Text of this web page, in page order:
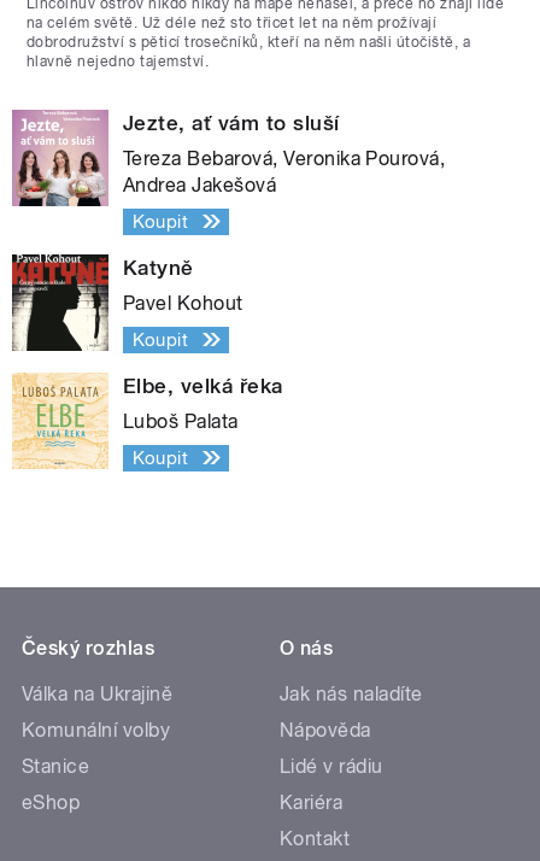
na celém světě. Už déle než sto třicet let na něm prožívají
dobrodružství s pěticí trosečníků, kteří na něm našli útočiště, a
hlavně nejedno tajemství.
Jezte, ať vám to sluší
Tereza Bebarová, Veronika Pourová,
Andrea Jakešová
Koupit
Katyně
Pavel Kohout
Koupit
Elbe, velká řeka
Luboš Palata
Koupit
Český rozhlas
Válka na Ukrajině
Komunální volby
Stanice
eShop
O nás
Jak nás naladíte
Nápověda
Lidé v rádiu
Kariéra
Kontakt